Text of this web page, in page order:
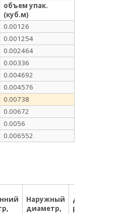
объем упак.
(куб.м)
0.00126
0.001254
0.002464
0.00336
0.004692
0.004576
0.00738
0.00672
0.0056
0.006552
Наружный
диаметр,
Длина
резьбы,